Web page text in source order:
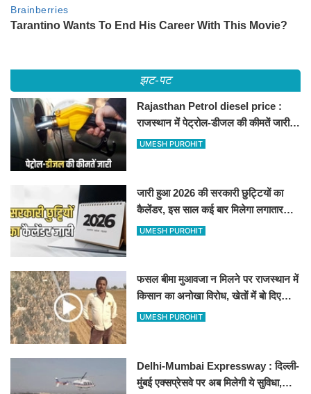
झट-पट
Rajasthan Petrol diesel price :
राजस्थान में पेट्रोल-डीजल की कीमतें जारी,
जानिए बीकानेर समेत पुरे प्रदेश में नए रेट
UMESH PUROHIT
जारी हुआ 2026 की सरकारी छुट्टियों का
कैलेंडर, इस साल कई बार मिलेगा लगातार
अवकाश, देखें
UMESH PUROHIT
फसल बीमा मुआवजा न मिलने पर राजस्थान में
किसान का अनोखा विरोध, खेतों में बो दिए
500-500 रुपए के नोट, वीडियो वायरल
UMESH PUROHIT
Delhi-Mumbai Expressway : दिल्ली-
मुंबई एक्सप्रेसवे पर अब मिलेगी ये सुविधा,